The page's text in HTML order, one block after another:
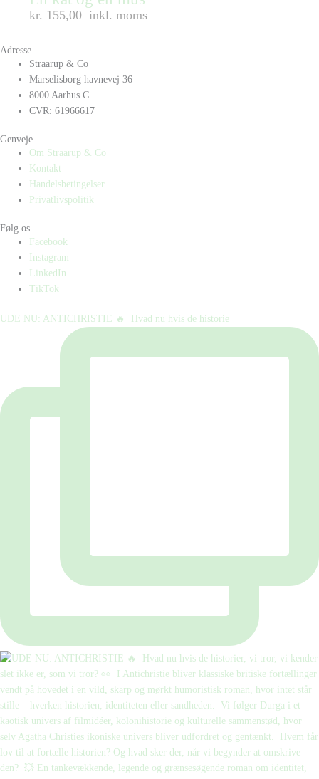
kr. 155,00 inkl. moms
Adresse
Straarup & Co
Marselisborg havnevej 36
8000 Aarhus C
CVR: 61966617
Genveje
Om Straarup & Co
Kontakt
Handelsbetingelser
Privatlivspolitik
Følg os
Facebook
Instagram
LinkedIn
TikTok
UDE NU: ANTICHRISTIE 🔥⁠ ⁠ Hvad nu hvis de historie